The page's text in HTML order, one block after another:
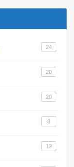
24
20
20
8
12